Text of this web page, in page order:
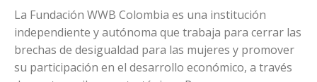
La Fundación WWB Colombia es una institución
independiente y autónoma que trabaja para cerrar las
brechas de desigualdad para las mujeres y promover
su participación en el desarrollo económico, a través